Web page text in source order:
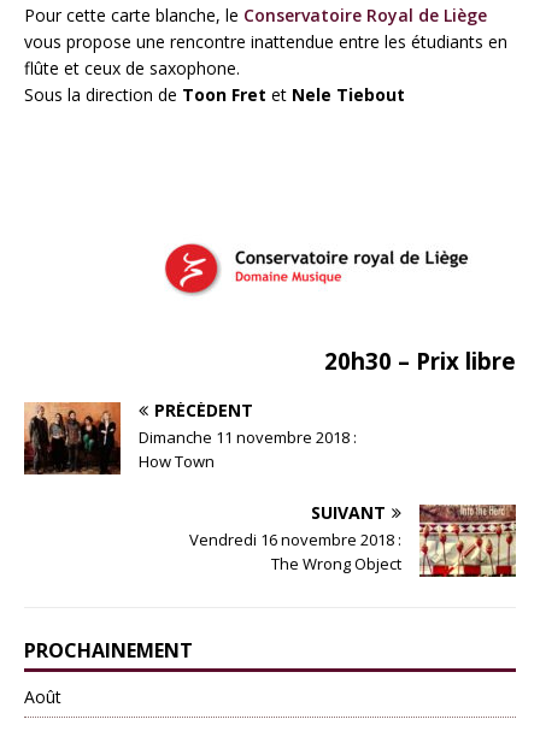
Pour cette carte blanche, le Conservatoire Royal de Liège
vous propose une rencontre inattendue entre les étudiants en
flûte et ceux de saxophone.
Sous la direction de Toon Fret et Nele Tiebout
20h30 – Prix libre
PRÉCÉDENT
Dimanche 11 novembre 2018 :
How Town
SUIVANT
Vendredi 16 novembre 2018 :
The Wrong Object
PROCHAINEMENT
Août